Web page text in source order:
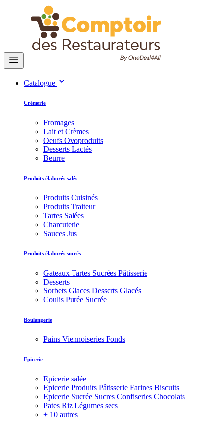
Catalogue
Crèmerie
Fromages
Lait et Crèmes
Oeufs Ovoproduits
Desserts Lactés
Beurre
Produits élaborés salés
Produits Cuisinés
Produits Traiteur
Tartes Salées
Charcuterie
Sauces Jus
Produits élaborés sucrés
Gateaux Tartes Sucrées Pâtisserie
Desserts
Sorbets Glaces Desserts Glacés
Coulis Purée Sucrée
Boulangerie
Pains Viennoiseries Fonds
Epicerie
Epicerie salée
Epicerie Produits Pâtisserie Farines Biscuits
Epicerie Sucrée Sucres Confiseries Chocolats
Pates Riz Légumes secs
+ 10 autres